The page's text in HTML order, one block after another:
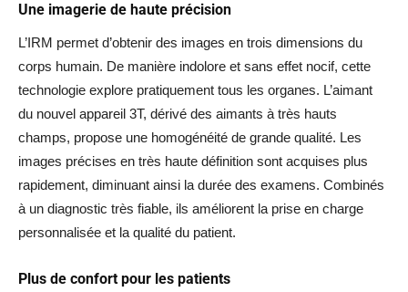
Une imagerie de haute précision
L’IRM permet d’obtenir des images en trois dimensions du
corps humain. De manière indolore et sans effet nocif, cette
technologie explore pratiquement tous les organes. L’aimant
du nouvel appareil 3T, dérivé des aimants à très hauts
champs, propose une homogénéité de grande qualité. Les
images précises en très haute définition sont acquises plus
rapidement, diminuant ainsi la durée des examens. Combinés
à un diagnostic très fiable, ils améliorent la prise en charge
personnalisée et la qualité du patient.
Plus de confort pour les patients